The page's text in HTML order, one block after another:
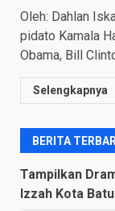
Oleh: Dahlan
pidato Kamala
Obama, Bill
Selengkapnya
BERITA
Tampilkan
Izzah Kota